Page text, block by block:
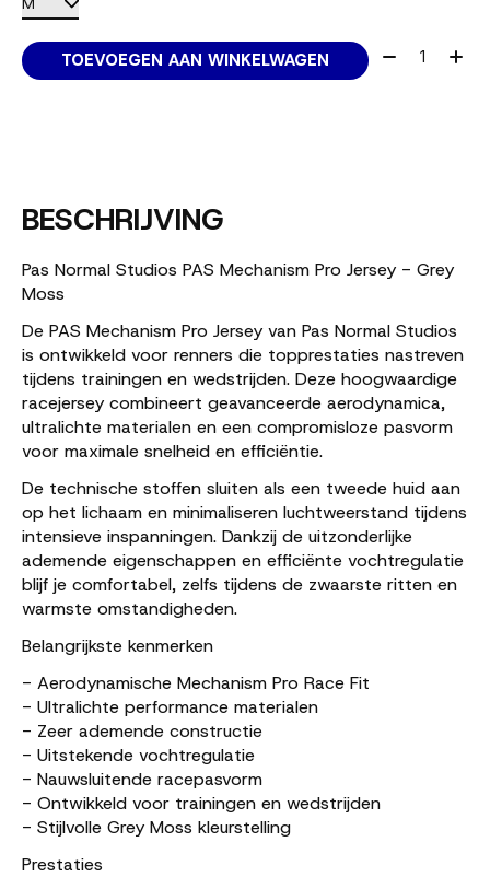
TOEVOEGEN AAN WINKELWAGEN Aantal:
BESCHRIJVING
Pas Normal Studios PAS Mechanism Pro Jersey - Grey
Moss
De PAS Mechanism Pro Jersey van Pas Normal Studios
is ontwikkeld voor renners die topprestaties nastreven
tijdens trainingen en wedstrijden. Deze hoogwaardige
racejersey combineert geavanceerde aerodynamica,
ultralichte materialen en een compromisloze pasvorm
voor maximale snelheid en efficiëntie.
De technische stoffen sluiten als een tweede huid aan
op het lichaam en minimaliseren luchtweerstand tijdens
intensieve inspanningen. Dankzij de uitzonderlijke
ademende eigenschappen en efficiënte vochtregulatie
blijf je comfortabel, zelfs tijdens de zwaarste ritten en
warmste omstandigheden.
Belangrijkste kenmerken
- Aerodynamische Mechanism Pro Race Fit
- Ultralichte performance materialen
- Zeer ademende constructie
- Uitstekende vochtregulatie
- Nauwsluitende racepasvorm
- Ontwikkeld voor trainingen en wedstrijden
- Stijlvolle Grey Moss kleurstelling
Prestaties